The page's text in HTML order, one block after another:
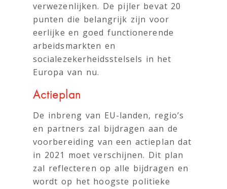
verwezenlijken. De pijler bevat 20
punten die belangrijk zijn voor
eerlijke en goed functionerende
arbeidsmarkten en
socialezekerheidsstelsels in het
Europa van nu.
Actieplan
De inbreng van EU-landen, regio’s
en partners zal bijdragen aan de
voorbereiding van een actieplan dat
in 2021 moet verschijnen. Dit plan
zal reflecteren op alle bijdragen en
wordt op het hoogste politieke